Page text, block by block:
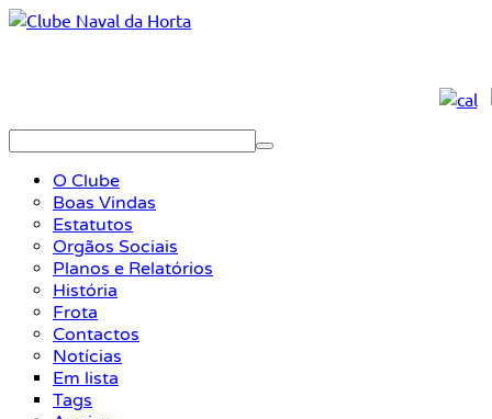
O Clube
Boas Vindas
Estatutos
Orgãos Sociais
Planos e Relatórios
História
Frota
Contactos
Notícias
Em lista
Tags